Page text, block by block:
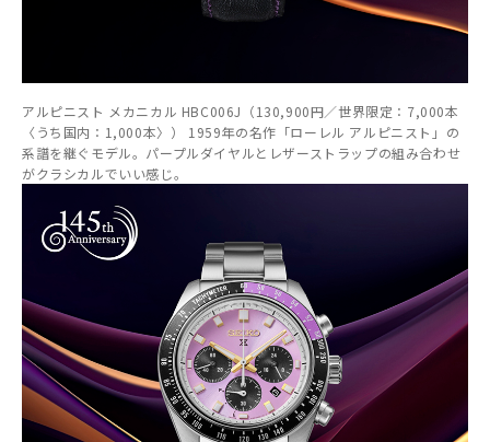
アルピニスト メカニカル HBC006J（130,900円／世界限定：7,000本
〈うち国内：1,000本〉） 1959年の名作「ローレル アルピニスト」の
系譜を継ぐモデル。パープルダイヤルとレザーストラップの組み合わせ
がクラシカルでいい感じ。